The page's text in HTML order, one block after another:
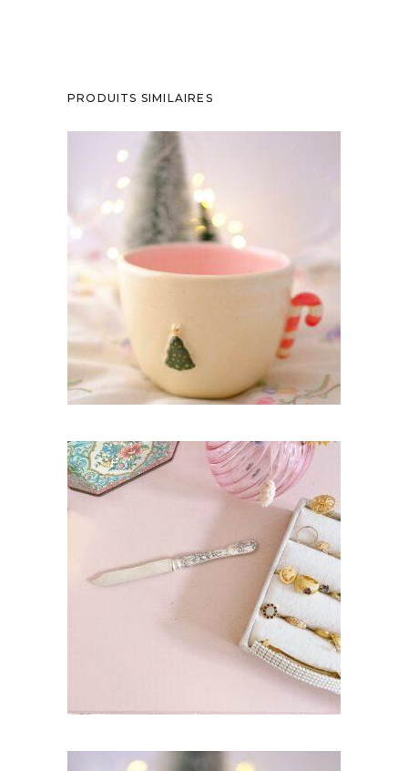
PRODUITS SIMILAIRES
GRANDE TASSE DE NOËL (TERRE
LÉGÈREMENT PLUS JAUNE)
OUVRE LETTRE VINTAGE EN MÉTAL
ARGENTÉ
45,00
AJOUTER AU PANIER